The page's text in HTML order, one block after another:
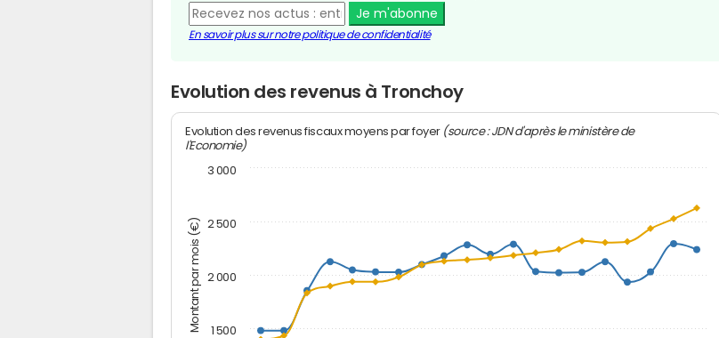
Je m'abonne
En savoir plus sur notre politique de confidentialité
Evolution des revenus à Tronchoy
Montant par mois (€)
Evolution des revenus fiscaux moyens par foyer (source : JDN d'après le ministère de
l'Economie)
1 500
2 000
2 500
3 000